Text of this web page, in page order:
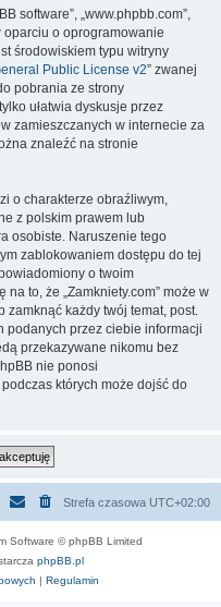
software”, „www.phpbb.com”,
oparciu o oprogramowanie
środowiskiem typu witryny
Public License v2” zwanej
pobrania ze strony
ułatwia dyskusje przez
zamieszczanych w internecie za
znaleźć na stronie
o charakterze obraźliwym,
z polskim prawem lub
osobiste. Naruszenie tego
zablokowaniem dostępu do tej
o twoim
to, że „Zamkniety.com” może w
zamknąć każdy twój temat, post.
podanych przez ciebie informacji
przekazywane nikomu bez
nie ponosi
których może dojść do
Strefa czasowa UTC+02:00
Software © phpBB Limited
phpBB.pl
| Regulamin